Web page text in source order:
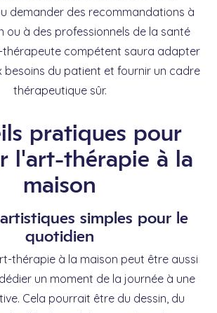
demander des recommandations à
ou à des professionnels de la santé
thérapeute compétent saura adapter
besoins du patient et fournir un cadre
thérapeutique sûr.
pratiques pour
l'art-thérapie à la
maison
simples pour le
quotidien
thérapie à la maison peut être aussi
un moment de la journée à une
Cela pourrait être du dessin, du